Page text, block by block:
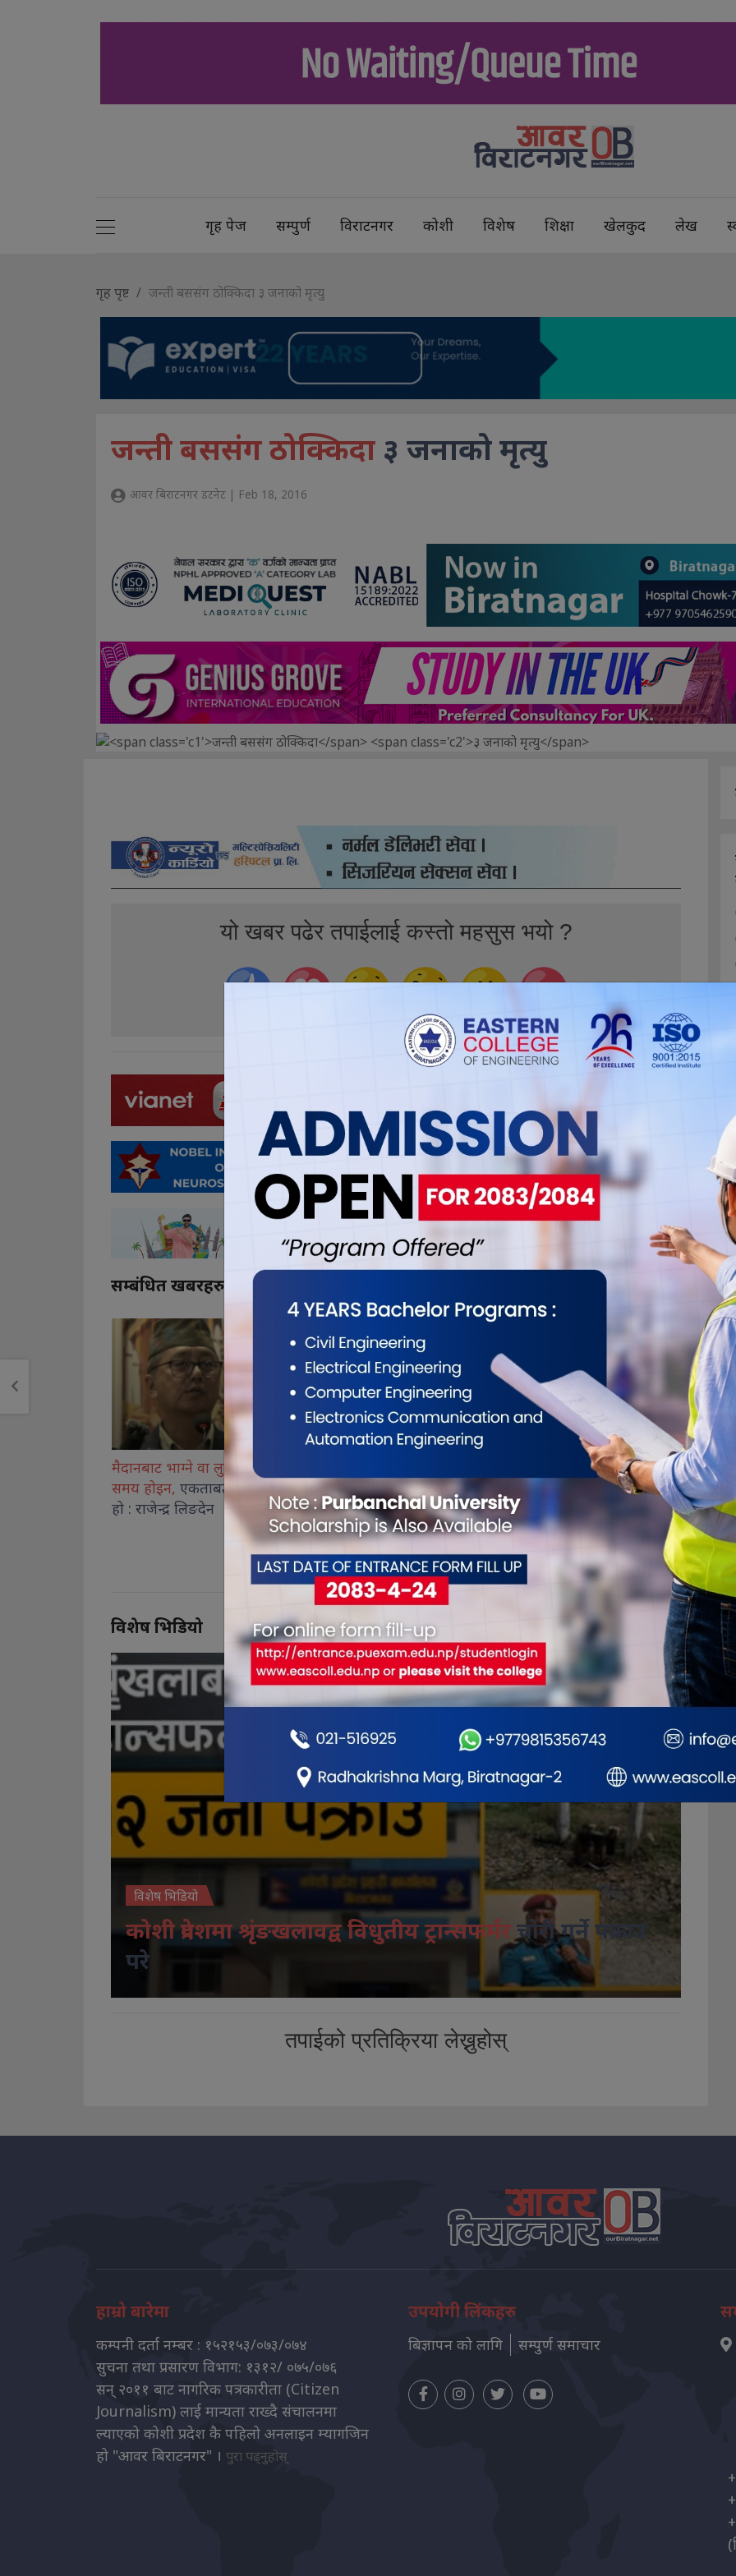
गृह पेज सम्पुर्ण विराटनगर कोशी विशेष शिक्षा खेलकुद लेख
गृह पृष्ट जन्ती बससंग ठोक्किदा ३ जनाको मृत्यु
जन्ती बससंग ठोक्किदा ३ जनाको मृत्यु
आवर बिराटनगर डटनेट | Feb 18, 2016
यो खबर पढेर तपाईलाई कस्तो महसुस भयो ?
सम्बंधित खबरहरु
मैदानबाट भाग्ने वा लुकेर बस्ने
एकताबद्ध हुने बेला
हो : राजेन्द्र लिङदेन
अनुगमन टोली बजारमा,
अनावश्यक ग्यास भण्डारण गरे
कानुनी कारबाही : मोरङ प्रशासन
शिक्षा मन्त्रालयमा उच्च शिक्षा नीति
कार्यशालाको पहिलो सत्र सम्पन्न
औषधि लिमिटेडदेखि
एयरलाइन्ससम्म
नतिजा
देखिन थालेको
शाहको दाबी
विशेष भिडियो
विशेष भिडियो
कोशी प्रदेशमा श्रृंङखलावद्व विधुतीय ट्रान्सफर्मरचोरी गर्ने पक्राउ
परे
तपाईको प्रतिक्रिया लेख्नुहोस्
हाम्रो बारेमा
कम्पनी दर्ता नम्बर : १५२१५३/०७३/०७४
सुचना तथा प्रसारण विभाग: १३१२/ ०७५/०७६
सन् २०११ बाट नागरिक पत्रकारीता (Citizen
Journalism) लाई मान्यता राख्दै संचालनमा
ल्याएको कोशी प्रदेश कै पहिलो अनलाइन म्यागजिन
हो "आवर बिराटनगर" । पुरा पढ्नुहोस्
उपयोगी लिंकहरु
बिज्ञापन को लागि सम्पुर्ण समाचार